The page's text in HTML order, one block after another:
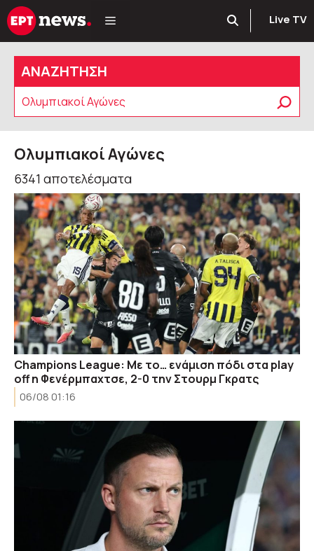
Μετάβαση
σε
περιεχόμενο
Live TV
ΑΝΑΖΗΤΗΣΗ
Αναζήτηση
Ολυμπιακοί Αγώνες
6341 αποτελέσματα
Champions League: Με το… ενάμιση πόδι στα play
off η Φενέρμπαχτσε, 2-0 την Στουρμ Γκρατς
06/08 01:16